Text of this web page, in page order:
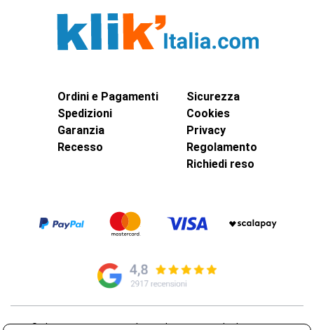
Ordini e Pagamenti
Spedizioni
Garanzia
Recesso
Sicurezza
Cookies
Privacy
Regolamento
Richiedi reso
© Elettroservice Spa - Sede Legale: Via Leonardo da Vinci, 40 -